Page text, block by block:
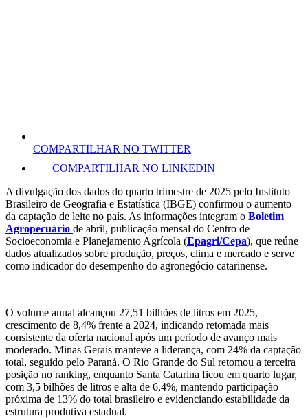
COMPARTILHAR NO TWITTER
COMPARTILHAR NO LINKEDIN
A divulgação dos dados do quarto trimestre de 2025 pelo Instituto
Brasileiro de Geografia e Estatística (IBGE) confirmou o aumento
da captação de leite no país. As informações integram o Boletim
Agropecuário de abril, publicação mensal do Centro de
Socioeconomia e Planejamento Agrícola (Epagri/Cepa), que reúne
dados atualizados sobre produção, preços, clima e mercado e serve
como indicador do desempenho do agronegócio catarinense.
O volume anual alcançou 27,51 bilhões de litros em 2025,
crescimento de 8,4% frente a 2024, indicando retomada mais
consistente da oferta nacional após um período de avanço mais
moderado. Minas Gerais manteve a liderança, com 24% da captação
total, seguido pelo Paraná. O Rio Grande do Sul retomou a terceira
posição no ranking, enquanto Santa Catarina ficou em quarto lugar,
com 3,5 bilhões de litros e alta de 6,4%, mantendo participação
próxima de 13% do total brasileiro e evidenciando estabilidade da
estrutura produtiva estadual.